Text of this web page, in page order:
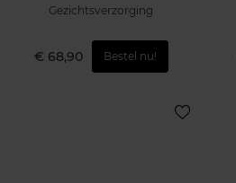
Gezichtsverzorging
€ 68,90 Bestel nu!